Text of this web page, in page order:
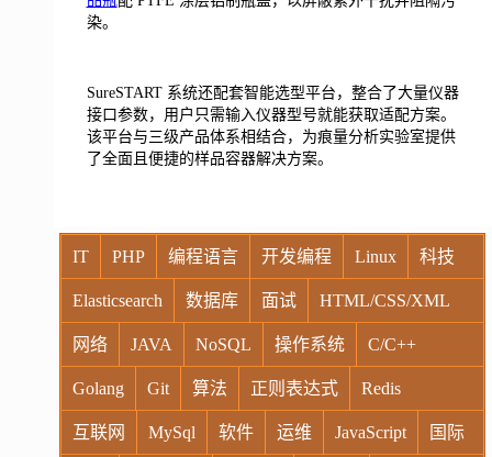
染。
SureSTART 系统还配套智能选型平台，整合了大量仪器
接口参数，用户只需输入仪器型号就能获取适配方案。
该平台与三级产品体系相结合，为痕量分析实验室提供
了全面且便捷的样品容器解决方案。
IT PHP 编程语言 开发编程 Linux 科技
Elasticsearch 数据库 面试 HTML/CSS/XML
网络 JAVA NoSQL 操作系统 C/C++
Golang Git 算法 正则表达式 Redis
互联网 MySql 软件 运维 JavaScript 国际